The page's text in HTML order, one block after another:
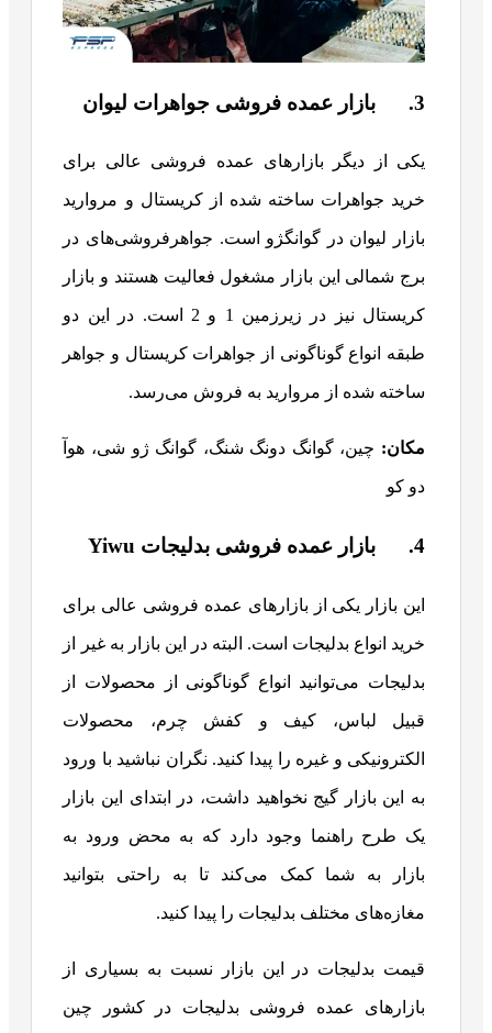
3. بازار عمده فروشی جواهرات لیوان
یکی از دیگر بازارهای عمده فروشی عالی برای
خرید جواهرات ساخته شده از کریستال و مروارید
بازار لیوان در گوانگژو است. جواهرفروشی‌های در
برج شمالی این بازار مشغول فعالیت هستند و بازار
کریستال نیز در زیرزمین 1 و 2 است. در این دو
طبقه انواع گوناگونی از جواهرات کریستال و جواهر
ساخته شده از مروارید به فروش می‌رسد.
مکان: چین، گوانگ دونگ شنگ، گوانگ ژو شی، هوآ
دو کو
4. بازار عمده فروشی بدلیجات Yiwu
این بازار یکی از بازارهای عمده فروشی عالی برای
خرید انواع بدلیجات است. البته در این بازار به غیر از
بدلیجات می‌توانید انواع گوناگونی از محصولات از
قبیل لباس، کیف و کفش چرم، محصولات
الکترونیکی و غیره را پیدا کنید. نگران نباشید با ورود
به این بازار گیج نخواهید داشت، در ابتدای این بازار
یک طرح راهنما وجود دارد که به محض ورود به
بازار به شما کمک می‌کند تا به راحتی بتوانید
مغازه‌های مختلف بدلیجات را پیدا کنید.
قیمت بدلیجات در این بازار نسبت به بسیاری از
بازارهای عمده فروشی بدلیجات در کشور چین